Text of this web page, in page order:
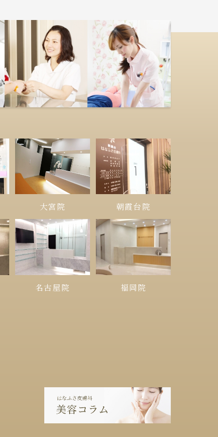
大宮院 朝霞台院
名古屋院 福岡院